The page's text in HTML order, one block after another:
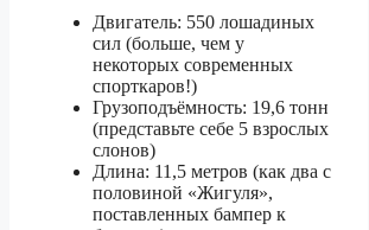
Двигатель: 550 лошадиных
сил (больше, чем у
некоторых современных
спорткаров!)
Грузоподъёмность: 19,6 тонн
(представьте себе 5 взрослых
слонов)
Длина: 11,5 метров (как два с
половиной «Жигуля»,
поставленных бампер к